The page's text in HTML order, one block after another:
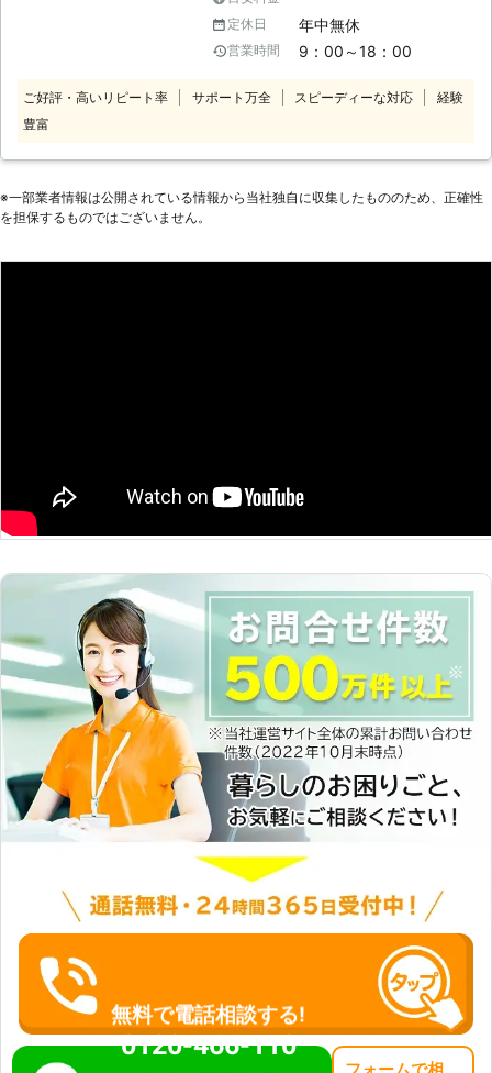
ます。 丁寧に仕事をおこないますの
で、暮らしの代行サービス LIMITへご
相談ください。
回収・リサイクル、遺品整理、草刈
り、剪定、ハチ駆除、引越し、エアコ
ン工事、ハウスクリーニング、家事代
の経験で培ったノウハウを存分に生か
きは、便利屋レッツへお任せくださ
したいとき。 ・ちょっとした雑用を
同誠心誠意心を込めて対応していま
定休日 年中無休
営業時間 9：00～18：00
ご好評・高いリピート率 サポート万全 スピーディーな対応
経験
豊富
※⼀部業者情報は公開されている情報から当社独⾃に収集したもののため、正確性
を担保するものではございません。
無料で電話相談する!
0120-466-110